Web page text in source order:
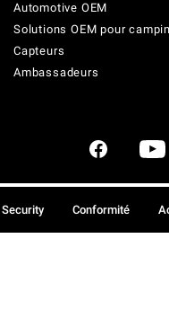
Automotive OEM
Solutions OEM pour
Capteurs
Ambassadeurs
Security Conformité